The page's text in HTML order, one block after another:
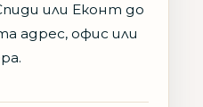
или Еконт до
адрес, офис или